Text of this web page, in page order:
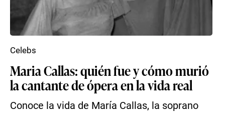
Maria Callas: quién fue y cómo murió
la cantante de ópera en la vida real
Conoce la vida de María Callas, la soprano
Celebs